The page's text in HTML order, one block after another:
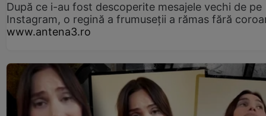
După ce i-au fost descoperite mesajele vechi de pe
Instagram, o regină a frumuseții a rămas fără
www.antena3.ro